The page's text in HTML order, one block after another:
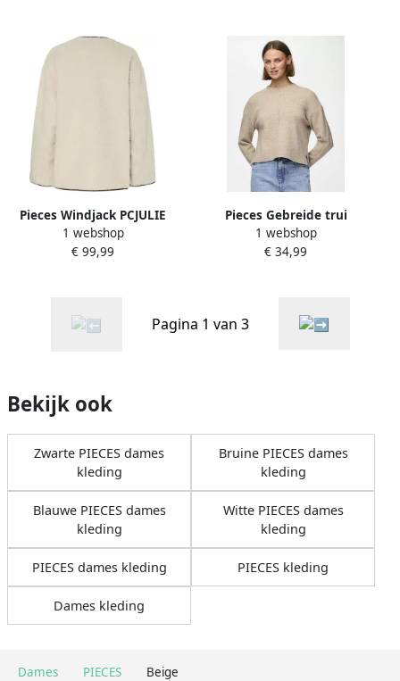
Dames PIECES Beige
Pieces Windjack PCJULIE
REVERSIBLE
1 webshop
€ 99,99
Pieces Gebreide trui
PCMALOU LS O-NECK
CUTLINE KNIT NOOS BC
1 webshop
€ 34,99
Pagina 1 van 3
Bekijk ook
Zwarte PIECES dames
kleding
Bruine PIECES dames
kleding
Blauwe PIECES dames
kleding
Witte PIECES dames
kleding
PIECES dames kleding PIECES kleding
Dames kleding